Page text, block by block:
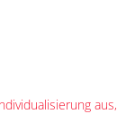
aus,